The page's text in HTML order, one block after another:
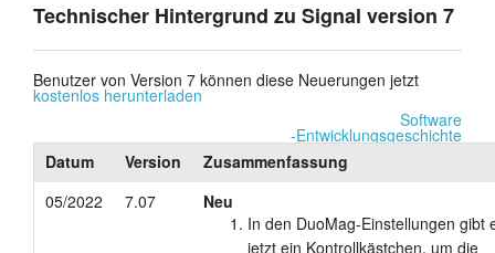
Neues
Produkte
Technischer Hintergrund zu Signal version 7
Benutzer von Version 7 können diese Neuerungen jetzt
kostenlos herunterladen
Software
-Entwicklungsgeschichte
Datum
Version
Zusammenfassung
05/2022
7.07
Neu
In den DuoMag-Einstellungen gibt
jetzt ein Kontrollkästchen, um die